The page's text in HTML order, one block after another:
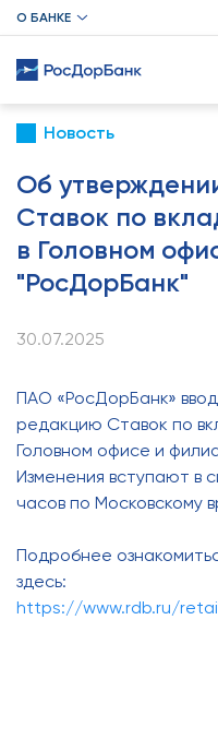
О БАНКЕ
Новость
Об
Ставок по
в Головном
"РосДорБанк"
30.07.2025
ПАО «РосДорБанк»
редакцию Ставок по
Головном офисе и
Изменения вступают в
часов по Московскому
Подробнее
здесь:
https://www.rdb.ru/